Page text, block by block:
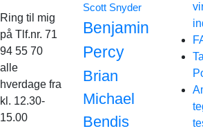
Ring til mig
på Tlf.nr. 71
94 55 70
alle
hverdage fra
kl. 12.30-
15.00
Scott Snyder
Benjamin
Percy
Brian
Michael
Bendis